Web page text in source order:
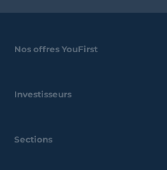
Nos offres YouFirst
Investisseurs
Sections